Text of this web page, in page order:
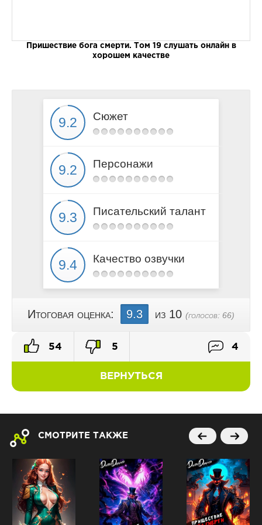
Пришествие бога смерти. Том 19 слушать онлайн в
хорошем качестве
Сюжет
Персонажи
Писательский талант
Качество озвучки
Итоговая оценка: 9.3 из 10 (голосов: 66)
ВЕРНУТЬСЯ
54 5 4
СМОТРИТЕ ТАКЖЕ